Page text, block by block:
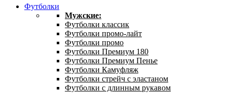
Футболки
Мужские:
Футболки классик
Футболки промо-лайт
Футболки промо
Футболки Премиум 180
Футболки Премиум Пенье
Футболки Камуфляж
Футболки стрейч с эластаном
Футболки с длинным рукавом